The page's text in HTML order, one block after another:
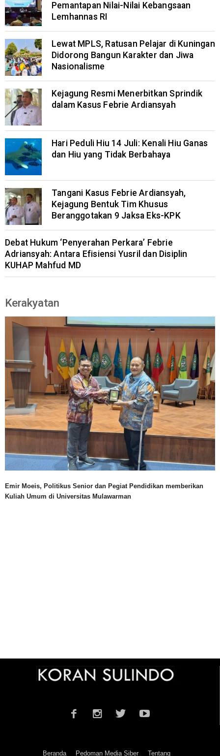
Pemantapan Nilai-Nilai Kebangsaan
Lemhannas RI
Lewat MPLS, Ratusan Pelajar di Kuningan
Didorong Bangun Karakter dan Jiwa
Nasionalisme
Kejagung Resmi Menerbitkan Sprindik
dalam Kasus Febrie Ardiansyah
Hari Peduli Hiu 14 Juli: Kenali Hiu Ganas
dan Hiu yang Tidak Berbahaya
Tangani Kasus Febrie Ardiansyah,
Kejagung Bentuk Tim Khusus
Beranggotakan 9 Jaksa Eks-KPK
Debat Hukum ‘Penyerahan Perkara’ Febrie
Adriansyah: Antara Efisiensi Yusril dan Disiplin
KUHAP Mahfud MD
Kerakyatan
Emir Moeis, Politikus Senior dan Pegiat Pendidikan memberikan
Kuliah Umum di Universitas Mulawarman
Beranda Pedoman Media Siber Tentang